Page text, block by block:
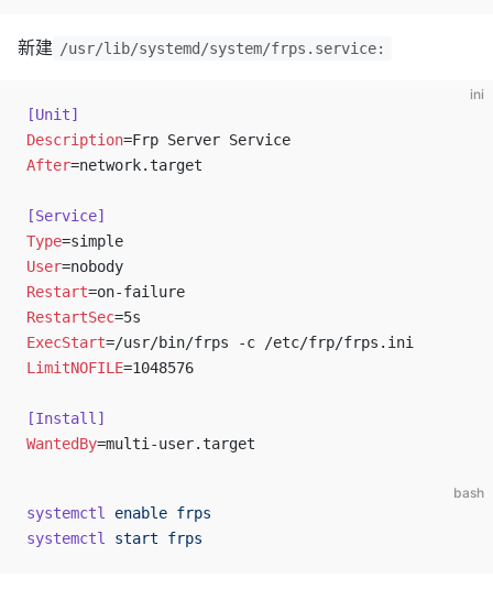
新建 /usr/lib/systemd/system/frps.service:
ini
[Unit]
Description=Frp Server Service
After=network.target
[Service]
Type=simple
User=nobody
Restart=on-failure
RestartSec=5s
ExecStart=/usr/bin/frps -c /etc/frp/frps.ini
LimitNOFILE=1048576
[Install]
WantedBy=multi-user.target
bash
systemctl enable frps
systemctl
start frps